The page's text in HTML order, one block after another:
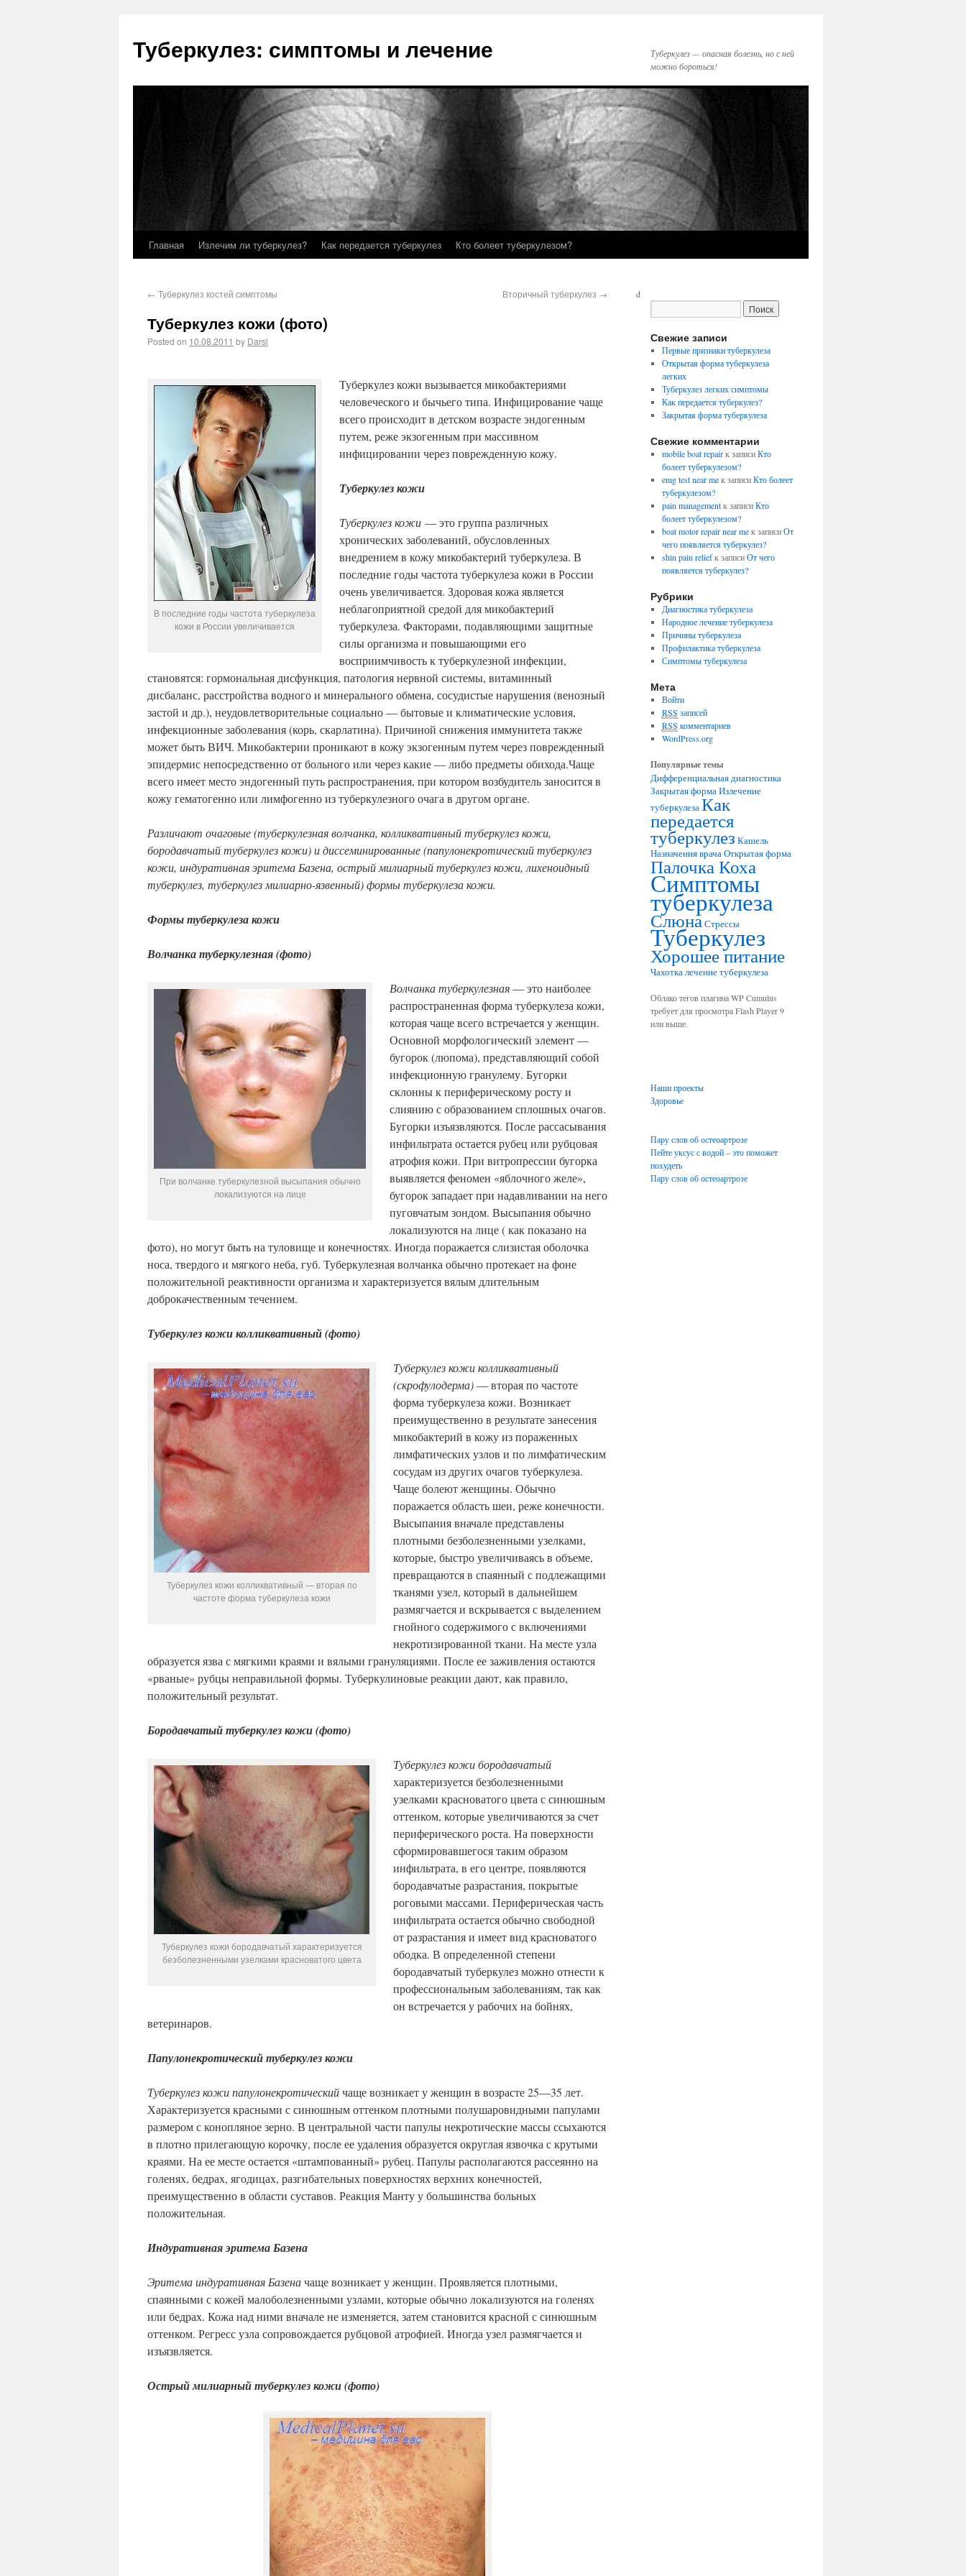
Туберкулез: симптомы и лечение
Туберкулез — опасная болезнь, но с ней
можно бороться!
Главная Излечим ли туберкулез? Как передается туберкулез Кто болеет туберкулезом?
← Туберкулез костей симптомы Вторичный туберкулез →
Туберкулез кожи (фото)
Posted on 10.08.2011 by Darsi
В последние годы частота туберкулеза
кожи в России увеличивается
Туберкулез кожи вызывается микобактериями
человеческого и бычьего типа. Инфицирование чаще
всего происходит в детском возрасте эндогенным
путем, реже экзогенным при массивном
инфицировании через поврежденную кожу.
Туберкулез кожи
Туберкулез кожи — это группа различных
хронических заболеваний, обусловленных
внедрением в кожу микобактерий туберкулеза. В
последние годы частота туберкулеза кожи в России
очень увеличивается. Здоровая кожа является
неблагоприятной средой для микобактерий
туберкулеза. Факторами, подавляющими защитные
силы организма и повышающими его
восприимчивость к туберкулезной инфекции,
становятся: гормональная дисфункция, патология нервной системы, витаминный
дисбаланс, расстройства водного и минерального обмена, сосудистые нарушения (венозный
застой и др.), неудовлетворительные социально — бытовые и климатические условия,
инфекционные заболевания (корь, скарлатина). Причиной снижения иммунитета также
может быть ВИЧ. Микобактерии проникают в кожу экзогенным путем через поврежденный
эпидермис непосредственно от больного или через какие — либо предметы обихода.Чаще
всего имеет место эндогенный путь распространения, при котором возбудитель заносится в
кожу гематогенно или лимфогенно из туберкулезного очага в другом органе.
Различают очаговые (туберкулезная волчанка, колликвативный туберкулез кожи,
бородавчатый туберкулез кожи) и диссеминированные (папулонекротический туберкулез
кожи, индуративная эритема Базена, острый милиарный туберкулез кожи, лихеноидный
туберкулез, туберкулез милиарно-язвенный) формы туберкулеза кожи.
Формы туберкулеза кожи
Волчанка туберкулезная(фото)
При волчанке туберкулезной высыпания обычно
локализуются на лице
Волчанка туберкулезная— это наиболее
распространенная форма туберкулеза кожи,
которая чаще всего встречается у женщин.
Основной морфологический элемент —
бугорок (люпома), представляющий собой
инфекционную гранулему. Бугорки
склонны к периферическому росту и
слиянию с образованием сплошных очагов.
Бугорки изъязвляются. После рассасывания
инфильтрата остается рубец или рубцовая
атрофия кожи. При витропрессии бугорка
выявляется феномен «яблочного желе»,
бугорок западает при надавливании на него
пуговчатым зондом. Высыпания обычно
локализуются на лице ( как показано на
фото), но могут быть на туловище и конечностях. Иногда поражается слизистая оболочка
носа, твердого и мягкого неба, губ. Туберкулезная волчанка обычно протекает на фоне
положительной реактивности организма и характеризуется вялым длительным
доброкачественным течением.
Туберкулез кожи колликвативный(фото)
Туберкулез кожи колликвативный — вторая по
частоте форма туберкулеза кожи
Туберкулез кожи колликвативный
(скрофулодерма)— вторая по частоте
форма туберкулеза кожи. Возникает
преимущественно в результате занесения
микобактерий в кожу из пораженных
лимфатических узлов и по лимфатическим
сосудам из других очагов туберкулеза.
Чаще болеют женщины. Обычно
поражается область шеи, реже конечности.
Высыпания вначале представлены
плотными безболезненными узелками,
которые, быстро увеличиваясь в объеме,
превращаются в спаянный с подлежащими
тканями узел, который в дальнейшем
размягчается и вскрывается с выделением
гнойного содержимого с включениями
некротизированной ткани. На месте узла
образуется язва с мягкими краями и вялыми грануляциями. После ее заживления остаются
«рваные» рубцы неправильной формы. Туберкулиновые реакции дают, как правило,
положительный результат.
Бородавчатый туберкулез кожи(фото)
Туберкулез кожи бородавчатый характеризуется
безболезненными узелками красноватого цвета
Туберкулез кожи бородавчатый
характеризуется безболезненными
узелками красноватого цвета с синюшным
оттенком, которые увеличиваются за счет
периферического роста. На поверхности
сформировавшегося таким образом
инфильтрата, в его центре, появляются
бородавчатые разрастания, покрытые
роговыми массами. Периферическая часть
инфильтрата остается обычно свободной
от разрастания и имеет вид красноватого
ободка. В определенной степени
бородавчатый туберкулез можно отнести к
профессиональным заболеваниям, так как
он встречается у рабочих на бойнях,
ветеринаров.
Папулонекротический туберкулез кожи
Туберкулез кожи папулонекротическийчаще возникает у женщин в возрасте 25—35 лет.
Характеризуется красными с синюшным оттенком плотными полушаровидными папулами
размером с конопляное зерно. В центральной части папулы некротические массы ссыхаются
в плотно прилегающую корочку, после ее удаления образуется округлая язвочка с крутыми
краями. На ее месте остается «штампованный» рубец. Папулы располагаются рассеянно на
голенях, бедрах, ягодицах, разгибательных поверхностях верхних конечностей,
преимущественно в области суставов. Реакция Манту у большинства больных
положительная.
Индуративная эритема Базена
Эритема индуративная Базеначаще возникает у женщин. Проявляется плотными,
спаянными с кожей малоболезненными узлами, которые обычно локализуются на голенях
или бедрах. Кожа над ними вначале не изменяется, затем становится красной с синюшным
оттенком. Регресс узла сопровождается рубцовой атрофией. Иногда узел размягчается и
изъязвляется.
Острый милиарный туберкулез кожи(фото)
Свежие записи
Первые признаки туберкулеза
Открытая форма туберкулеза
легких
Туберкулез легких симптомы
Как передается туберкулез?
Закрытая форма туберкулеза
Свежие комментарии
mobile boat repairк записиКто
болеет туберкулезом?
emg test near meк записиКто болеет
туберкулезом?
pain managementк записиКто
болеет туберкулезом?
boat motor repair near meк записиОт
чего появляется туберкулез?
shin pain reliefк записиОт чего
появляется туберкулез?
Рубрики
Диагностика туберкулеза
Народное лечение туберкулеза
Причины туберкулеза
Профилактика туберкулеза
Симптомы туберкулеза
Мета
Войти
RSS записей
RSS комментариев
WordPress.org
Популярные темы
Дифференциальная диагностика
Закрытая формаИзлечение
туберкулезаКак
передается
туберкулез Кашель
Назначения врачаОткрытая форма
Палочка Коха
Симптомы
туберкулеза
СлюнаСтрессы
Туберкулез
Хорошее питание
Чахоткалечение туберкулеза
Облако тегов плагина WP Cumulus
требует для просмотра Flash Player 9
или выше.
Наши проекты
Здоровье
Пару слов об остеоартрозе
Пейте уксус с водой – это поможет
похудеть
Пару слов об остеоартрозе
d